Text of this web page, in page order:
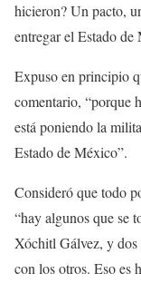
hicieron? Un pacto,
entregar el Estado de
Expuso en principio
comentario, “porque
está poniendo la
Estado de México”.
Consideró que todo
“hay algunos que se
Xóchitl Gálvez, y dos
con los otros. Eso es